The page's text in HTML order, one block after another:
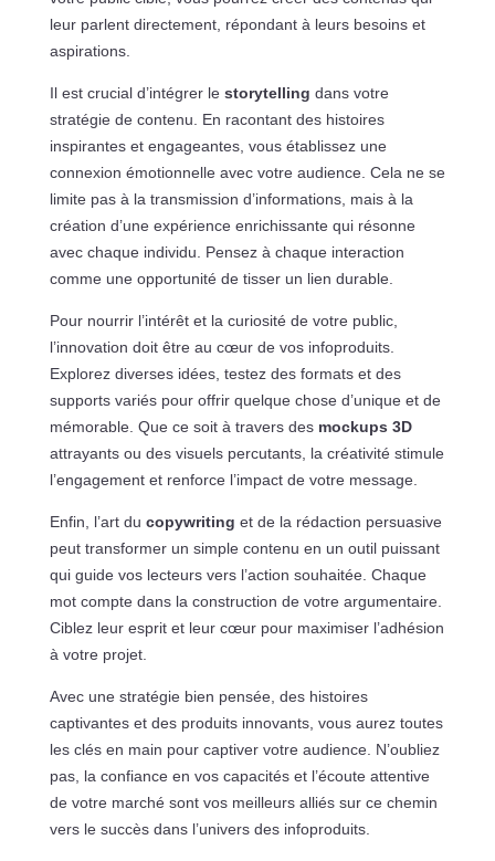
leur parlent directement, répondant à leurs besoins et
aspirations.
Il est crucial d’intégrer le storytelling dans votre
stratégie de contenu. En racontant des histoires
inspirantes et engageantes, vous établissez une
connexion émotionnelle avec votre audience. Cela ne se
limite pas à la transmission d’informations, mais à la
création d’une expérience enrichissante qui résonne
avec chaque individu. Pensez à chaque interaction
comme une opportunité de tisser un lien durable.
Pour nourrir l’intérêt et la curiosité de votre public,
l’innovation doit être au cœur de vos infoproduits.
Explorez diverses idées, testez des formats et des
supports variés pour offrir quelque chose d’unique et de
mémorable. Que ce soit à travers des mockups 3D
attrayants ou des visuels percutants, la créativité stimule
l’engagement et renforce l’impact de votre message.
Enfin, l’art du copywriting et de la rédaction persuasive
peut transformer un simple contenu en un outil puissant
qui guide vos lecteurs vers l’action souhaitée. Chaque
mot compte dans la construction de votre argumentaire.
Ciblez leur esprit et leur cœur pour maximiser l’adhésion
à votre projet.
Avec une stratégie bien pensée, des histoires
captivantes et des produits innovants, vous aurez toutes
les clés en main pour captiver votre audience. N’oubliez
pas, la confiance en vos capacités et l’écoute attentive
de votre marché sont vos meilleurs alliés sur ce chemin
vers le succès dans l’univers des infoproduits.